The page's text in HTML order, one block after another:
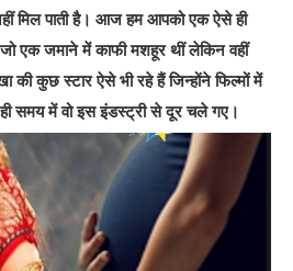
मिल पाती है। आज हम आपको एक ऐसे ही
जो एक जमाने में काफी मशहूर थीं लेकिन वहीं
की कुछ स्‍टार ऐसे भी रहे हैं जिन्‍होंने फिल्‍मों में
समय में वो इस इंडस्‍ट्री से दूर चले गए।